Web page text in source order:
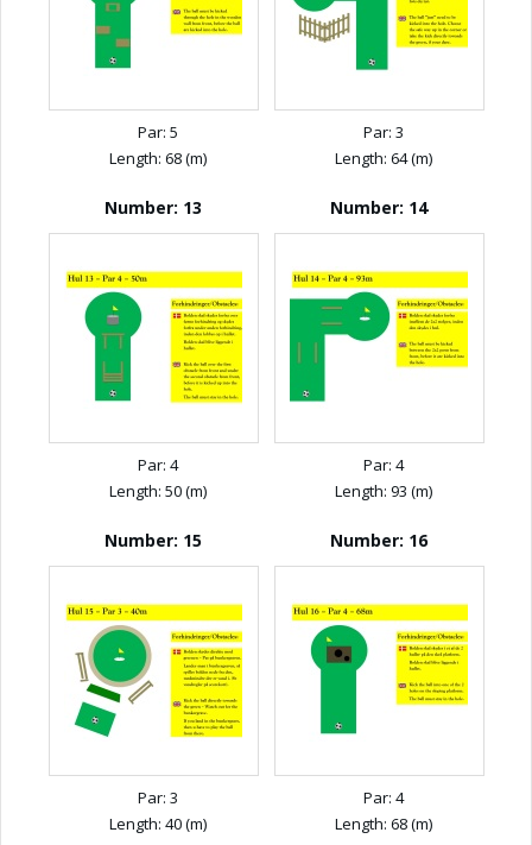
Par: 5
Length: 68 (m)
Par: 3
Length: 64 (m)
Number: 13
Par: 4
Length: 50 (m)
Number: 14
Par: 4
Length: 93 (m)
Number: 15
Par: 3
Length: 40 (m)
Number: 16
Par: 4
Length: 68 (m)